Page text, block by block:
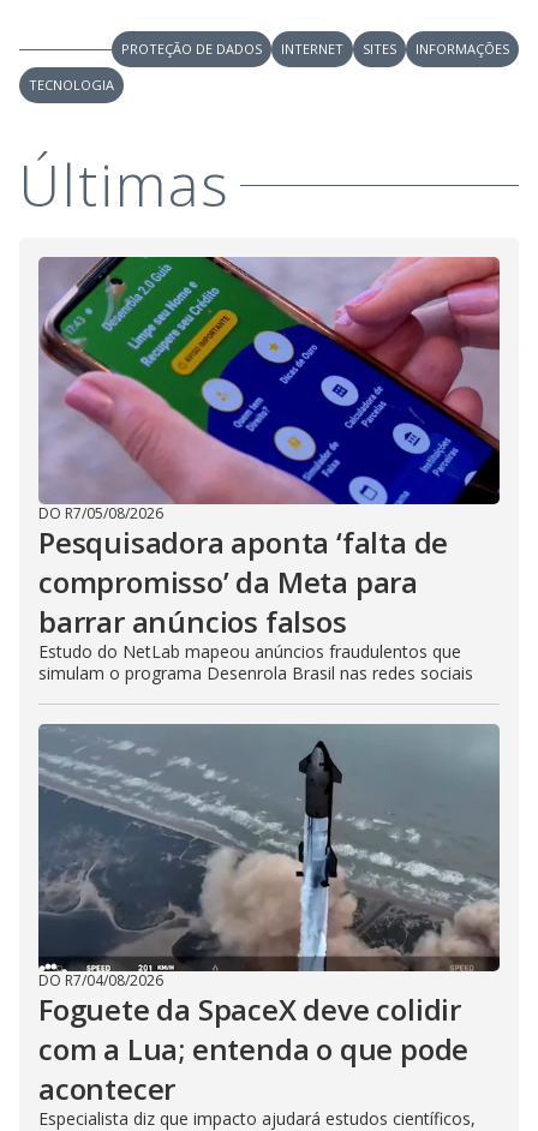
PROTEÇÃO DE DADOS INTERNET SITES
INFORMAÇÕES
TECNOLOGIA
Últimas
DO R7/05/08/2026
Pesquisadora aponta ‘falta de
compromisso’ da Meta para
barrar anúncios falsos
Estudo do NetLab mapeou anúncios fraudulentos que
simulam o programa Desenrola Brasil nas redes sociais
DO R7/04/08/2026
Foguete da SpaceX deve colidir
com a Lua; entenda o que pode
acontecer
Especialista diz que impacto ajudará estudos científicos,